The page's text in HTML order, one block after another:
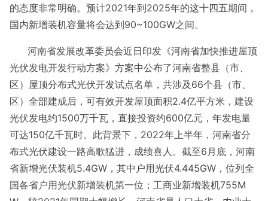
的态度非常明确。预计2021年到2025年的这十四五期间，
国内新增装机容量将会达到90~100GW之间。
河南省发展改革委员会近日印发《河南省加快推进屋顶
光伏发电开发行动方案》方案中公布了河南省整县（市、
区）屋顶分布式光伏开发试点名单，共涉及66个县（市、
区）全部建成后，可有效开发屋顶面积2.4亿平方米，建设
光伏发电约1500万千瓦，直接投资约600亿元，年发电量
可达150亿千瓦时。此背景下，2022年上半年，河南省分
布式光伏建设一路高歌猛进，成绩喜人。截至6月底，河南
省新增光伏装机5.4GW，其中户用光伏4.445GW，位列全
国各省户用光伏新增装机第一位；工商业新增装机755M